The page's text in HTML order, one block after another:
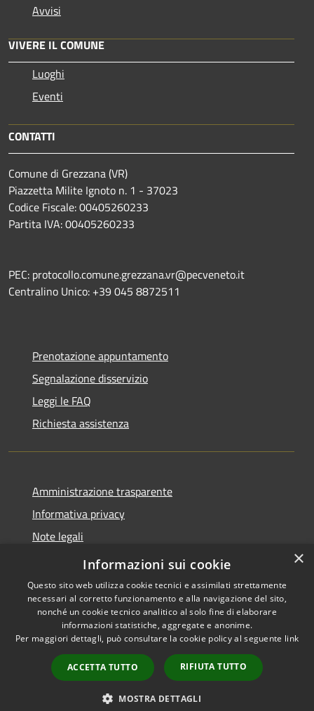
Avvisi
VIVERE IL COMUNE
Luoghi
Eventi
CONTATTI
Comune di Grezzana (VR)
Piazzetta Milite Ignoto n. 1 - 37023
Codice Fiscale: 00405260233
Partita IVA: 00405260233
PEC: protocollo.comune.grezzana.vr@pecveneto.it
Centralino Unico: +39 045 8872511
Prenotazione appuntamento
Segnalazione disservizio
Leggi le FAQ
Richiesta assistenza
Amministrazione trasparente
Informativa privacy
Note legali
Dichiarazione di accessibilità
Accessibilità
Copyright © 2026 • Comune di
Grezzana • Powered by
Municipium•
Accesso
redazione
×
Informazioni sui cookie
Questo sito web utilizza cookie tecnici e assimilati strettamente
necessari al corretto funzionamento e alla navigazione del sito,
nonché un cookie tecnico analitico al solo fine di elaborare
informazioni statistiche, aggregate e anonime.
Per maggiori dettagli, può consultare la cookie policy al seguente link
ACCETTA TUTTO RIFIUTA TUTTO
MOSTRA DETTAGLI